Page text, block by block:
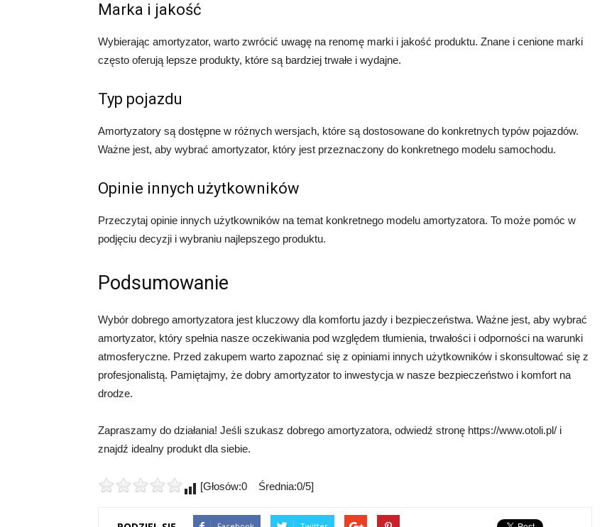
Marka i jakość
Wybierając amortyzator, warto zwrócić uwagę na renomę marki i jakość produktu. Znane i cenione marki
często oferują lepsze produkty, które są bardziej trwałe i wydajne.
Typ pojazdu
Amortyzatory są dostępne w różnych wersjach, które są dostosowane do konkretnych typów pojazdów.
Ważne jest, aby wybrać amortyzator, który jest przeznaczony do konkretnego modelu samochodu.
Opinie innych użytkowników
Przeczytaj opinie innych użytkowników na temat konkretnego modelu amortyzatora. To może pomóc w
podjęciu decyzji i wybraniu najlepszego produktu.
Podsumowanie
Wybór dobrego amortyzatora jest kluczowy dla komfortu jazdy i bezpieczeństwa. Ważne jest, aby wybrać
amortyzator, który spełnia nasze oczekiwania pod względem tłumienia, trwałości i odporności na warunki
atmosferyczne. Przed zakupem warto zapoznać się z opiniami innych użytkowników i skonsultować się z
profesjonalistą. Pamiętajmy, że dobry amortyzator to inwestycja w nasze bezpieczeństwo i komfort na
drodze.
Zapraszamy do działania! Jeśli szukasz dobrego amortyzatora, odwiedź stronę https://www.otoli.pl/ i
znajdź idealny produkt dla siebie.
[Głosów:0 Średnia:0/5]